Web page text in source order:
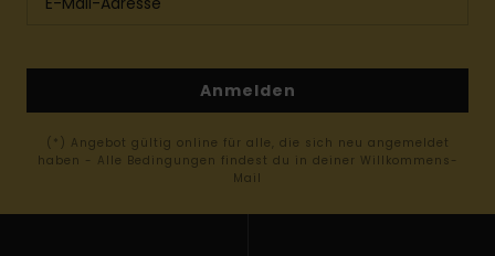
Anmelden
(*) Angebot gültig online für alle, die sich neu angemeldet
haben - Alle Bedingungen findest du in deiner Willkommens-
Mail